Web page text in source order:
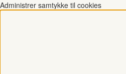
Administrer samtykke til cookies